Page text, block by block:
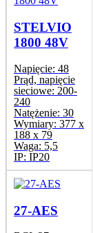
STELVIO
1800 48V
Napięcie: 48
Prąd, napięcie
sieciowe: 200-
240
Natężenie: 30
Wymiary: 377 x
188 x 79
Waga: 5,5
IP: IP20
27-AES